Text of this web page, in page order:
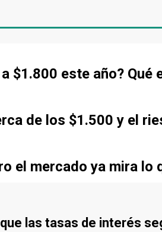
$1.800 este año?
de los $1.500 y el
el mercado ya mira lo
las tasas de interés